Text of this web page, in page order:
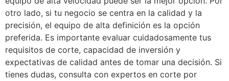
otro lado, si tu negocio se centra en la calidad y la
precisión, el equipo de alta definición es la opción
preferida. Es importante evaluar cuidadosamente tus
requisitos de corte, capacidad de inversión y
expectativas de calidad antes de tomar una decisión. Si
tienes dudas, consulta con expertos en corte por